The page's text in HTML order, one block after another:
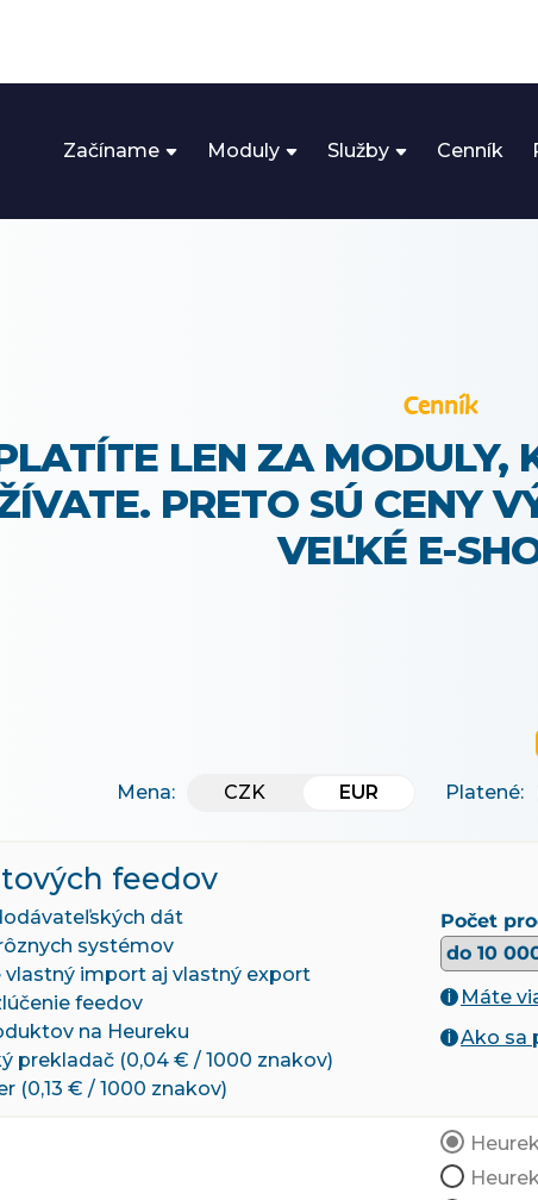
Začíname Moduly Služby Cenník
Cenník
LEN ZA MODULY,
PRETO SÚ CENY
VEĽKÉ E-
Mena: CZK EUR
EUR Platené:
feedov
dát
systémov
vlastný import aj vlastný export
feedov
na Heureku
prekladač (0,04 € / 1000 znakov)
(0,13 € / 1000 znakov)
Počet
i Máte
i Ako sa